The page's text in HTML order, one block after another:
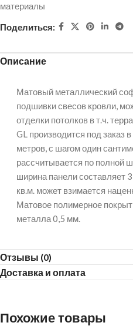
материалы
Поделиться:
Описание
Матовый металлический
подшивки свесов кровли,
отделки потолков в т.ч.
GL производится под заказ
метров, с шагом один
рассчитывается по полной
ширина панели составляет
кв.м. может взимается
Матовое полимерное
металла 0,5 мм.
Отзывы (0)
Доставка и оплата
Похожие товары